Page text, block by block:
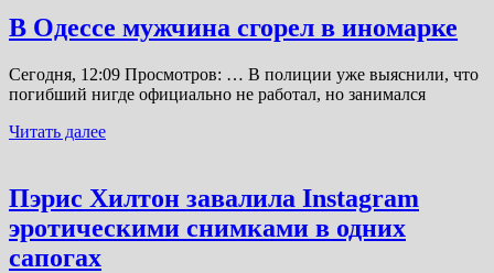
В Одессе мужчина сгорел в иномарке
Сегодня, 12:09 Просмотров: … В полиции уже выяснили, что
погибший нигде официально не работал, но занимался
Читать далее
Пэрис Хилтон завалила Instagram
эротическими снимками в одних
сапогах